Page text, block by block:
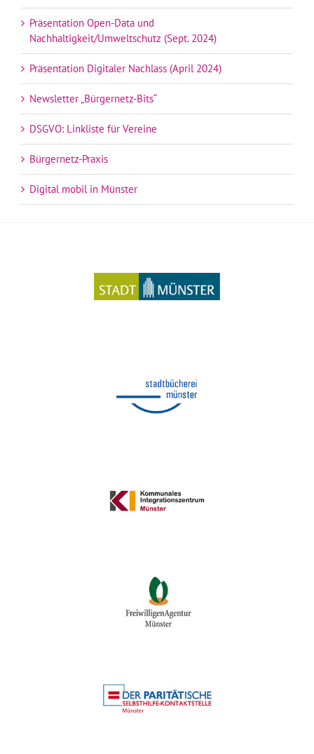
Präsentation Open-Data und
Nachhaltigkeit/Umweltschutz (Sept. 2024)
Präsentation Digitaler Nachlass (April 2024)
Newsletter „Bürgernetz-Bits“
DSGVO: Linkliste für Vereine
Bürgernetz-Praxis
Digital mobil in Münster